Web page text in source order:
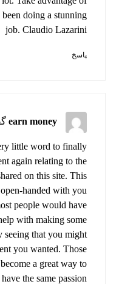
doing a stunning
job. Claudio Lazarini
پاسخ
earn money
little word to finally
again relating to the
on this site. This
handed with you
people would have
with making some
that you might
you wanted. Those
a great way to
the same passion